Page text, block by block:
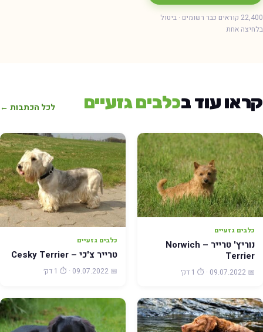
22,400 קוראים כבר רשומים · ביטול
בלחיצה אחת
קראו עוד בכלבים גזעיים לכל הכתבות ←
כלבים גזעיים
נוריץ' טרייר – Norwich
Terrier
📅 09.07.2022 · ⏱️ 1 דק׳
כלבים גזעיים
טרייר צ'כי – Cesky Terrier
📅 09.07.2022 · ⏱️ 1 דק׳